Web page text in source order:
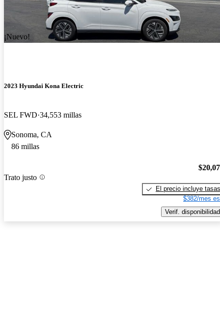
¡Nuevo!
2023 Hyundai Kona Electric
SEL FWD 34,553 millas
Sonoma, CA
86 millas
Trato justo
El precio incluye tasas
$382/mes
Verif. disponibilidad